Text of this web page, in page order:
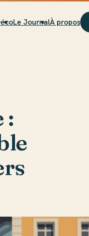
Le JournalÀ propos
: